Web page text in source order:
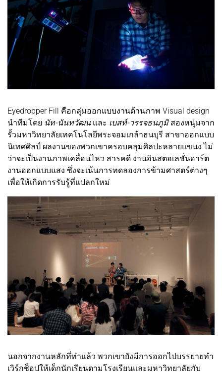
Eyedropper Fill คือกลุ่มออกแบบงานด้านภาพ Visual design
นำทีมโดย นัท-นันทวัฒน และ เบสท์-วรรจธนภูมิสองหนุ่มจาก
รั้วมหาวิทยาลัยเทคโนโลยีพระจอมเกล้าธนบุรี สาขาออกแบบ
นิเทศศิลป์ ผลงานของพวกเขาครอบคลุมศิลปะหลายแขนง ไม่
ว่าจะเป็นงานภาพเคลื่อนไหว สารคดี งานอินสตอเลชั่นอาร์ต
งานออกแบบแสง ซึ่งจะเน้นการทดลองการข้ามศาสตร์ต่างๆ
เพื่อให้เกิดการรับรู้ที่แปลกใหม่
นอกจากงานหลักที่ทำแล้ว พวกเขายังมีการออกไปบรรยายทำ
เวิร์กช็อปให้เด็กนักเรียนตามโรงเรียนและมหาวิทยาลัยกับ